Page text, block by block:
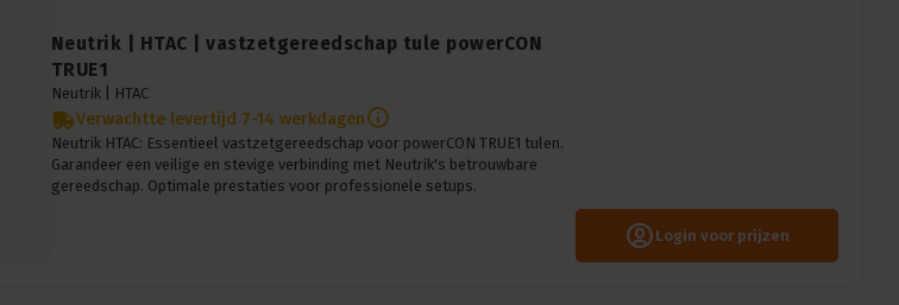
Neutrik | HTAC | vastzetgereedschap tule powerCON
TRUE1
Neutrik | HTAC
Verwachtte levertijd 7-14 werkdagen
Neutrik HTAC: Essentieel vastzetgereedschap voor powerCON TRUE1 tulen.
Garandeer een veilige en stevige verbinding met Neutrik's betrouwbare
gereedschap. Optimale prestaties voor professionele setups.
Login voor prijzen